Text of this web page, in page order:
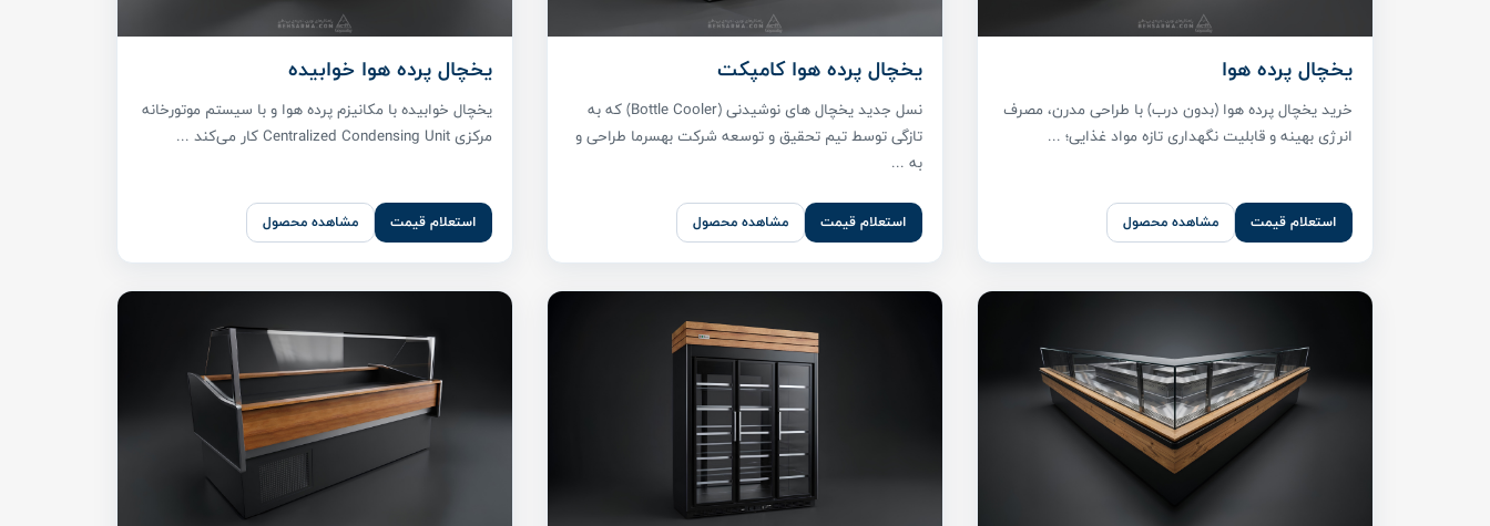
یخچال پرده هوا
خرید یخچال پرده هوا (بدون درب) با طراحی مدرن، مصرف
انرژی بهینه و قابلیت نگهداری تازه مواد غذایی؛ ...
استعلام قیمت مشاهده محصول
یخچال پرده هوا کامپکت
نسل جدید یخچال های نوشیدنی (Bottle Cooler) که به
تازگی توسط تیم تحقیق و توسعه شرکت بهسرما طراحی و
به ...
استعلام قیمت مشاهده محصول
یخچال پرده هوا خوابیده
یخچال خوابیده با مکانیزم پرده هوا و با سیستم موتورخانه
مرکزی Centralized Condensing Unit کار می‌کند ...
استعلام قیمت مشاهده محصول